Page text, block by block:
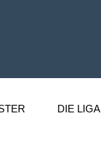
DIE LIGA